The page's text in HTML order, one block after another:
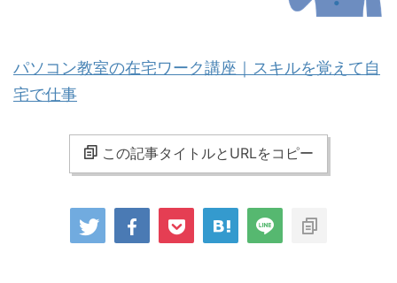
パソコン教室の在宅ワーク講座｜スキルを覚えて自
宅で仕事
この記事タイトルとURLをコピー